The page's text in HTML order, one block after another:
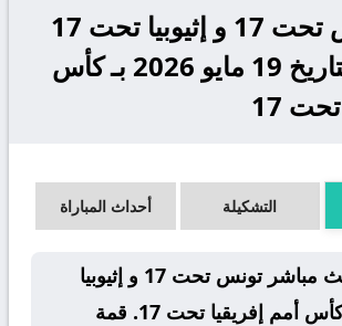
مباراة تونس تحت 17 و إثيوبيا تحت 17
بث مباشر بتاريخ 19 مايو 2026 بـ كأس
17
التشكيلة أحداث المباراة
⏱️ يلا شوت بث مباشر تونس تحت 17 و إثيوبيا
تحت 17 في كأس أمم إفريقيا تحت 17. قمة